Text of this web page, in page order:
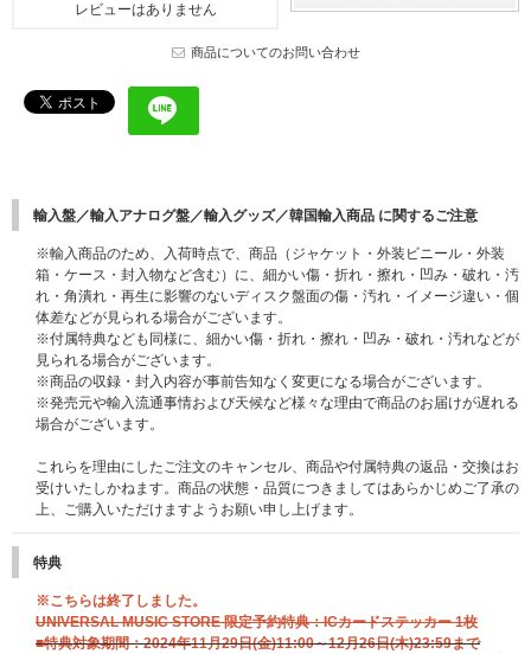
レビューはありません
商品についてのお問い合わせ
輸入盤／輸入アナログ盤／輸入グッズ／韓国輸入商品 に関するご注意
※輸入商品のため、入荷時点で、商品（ジャケット・外装ビニール・外装
箱・ケース・封入物など含む）に、細かい傷・折れ・擦れ・凹み・破れ・汚
れ・角潰れ・再生に影響のないディスク盤面の傷・汚れ・イメージ違い・個
体差などが見られる場合がございます。
※付属特典なども同様に、細かい傷・折れ・擦れ・凹み・破れ・汚れなどが
見られる場合がございます。
※商品の収録・封入内容が事前告知なく変更になる場合がございます。
※発売元や輸入流通事情および天候など様々な理由で商品のお届けが遅れる
場合がございます。
これらを理由にしたご注文のキャンセル、商品や付属特典の返品・交換はお
受けいたしかねます。商品の状態・品質につきましてはあらかじめご了承の
上、ご購入いただけますようお願い申し上げます。
特典
※こちらは終了しました。
UNIVERSAL MUSIC STORE 限定予約特典：ICカードステッカー 1枚
■特典対象期間：2024年11月29日(金)11:00～12月26日(木)23:59まで